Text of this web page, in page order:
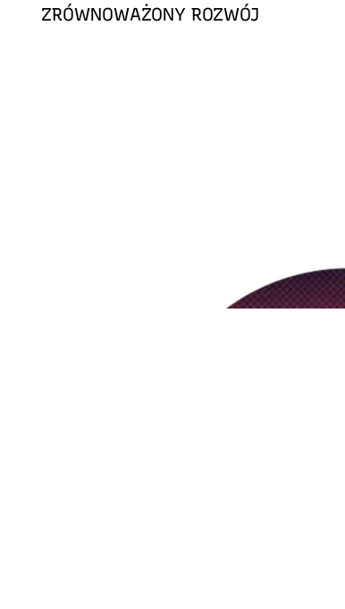
ZRÓWNOWAŻONY ROZWÓJ